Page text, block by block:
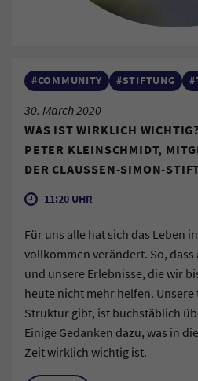
#COMMUNITY #STIFTUNG
30. March 2020
WAS IST WIRKLICH WICHTIG?
PETER KLEINSCHMIDT,
DER CLAUSSEN-SIMON-
11:20 UHR
Für uns alle hat sich das Leben
vollkommen verändert. So,
und unsere Erlebnisse, die wir
heute nicht mehr helfen.
Struktur gibt, ist buchstäblich
Einige Gedanken dazu, was in
Zeit wirklich wichtig ist.